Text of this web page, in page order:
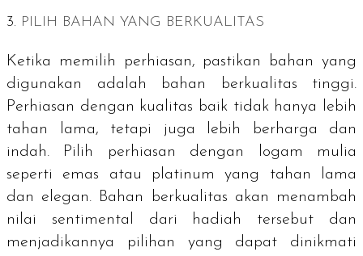
3. PILIH BAHAN YANG BERKUALITAS
Ketika memilih perhiasan, pastikan bahan yang
digunakan adalah bahan berkualitas tinggi.
Perhiasan dengan kualitas baik tidak hanya lebih
tahan lama, tetapi juga lebih berharga dan
indah. Pilih perhiasan dengan logam mulia
seperti emas atau platinum yang tahan lama
dan elegan. Bahan berkualitas akan menambah
nilai sentimental dari hadiah tersebut dan
menjadikannya pilihan yang dapat dinikmati